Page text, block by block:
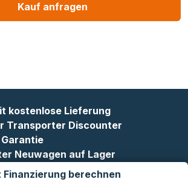
Kauf anfragen
berechnen
kostenlose Lieferung
Transporter Discounter
Neuwagen auf Lager